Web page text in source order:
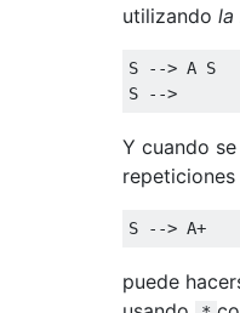
utilizando la
S --> A S
Y cuando
repeticiones
puede